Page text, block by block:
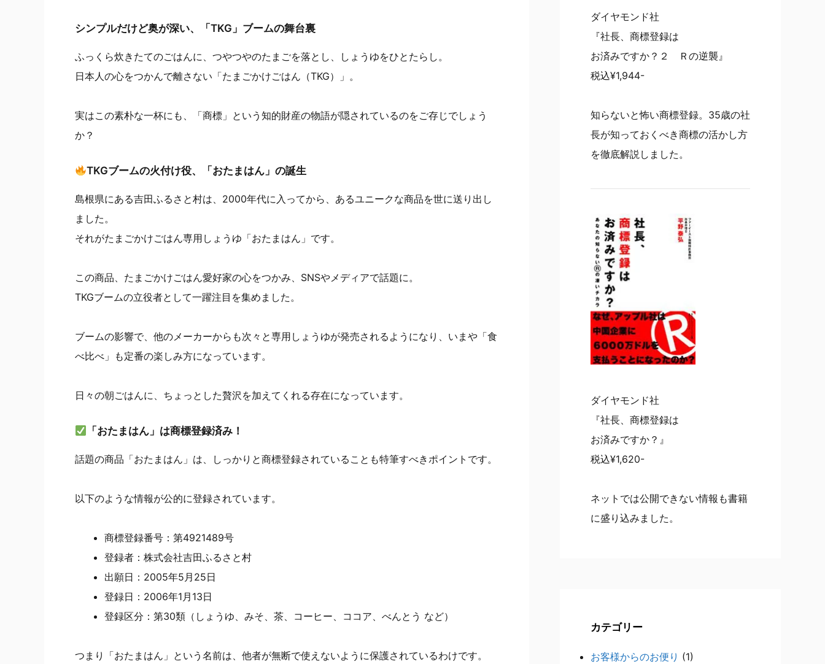
シンプルだけど奥が深い、「TKG」ブームの舞台裏
ふっくら炊きたてのごはんに、つやつやのたまごを落とし、しょうゆをひとたらし。
日本人の心をつかんで離さない「たまごかけごはん（TKG）」。
実はこの素朴な一杯にも、「商標」という知的財産の物語が隠されているのをご存じでしょう
か？
TKGブームの火付け役、「おたまはん」の誕生
島根県にある吉田ふるさと村は、2000年代に入ってから、あるユニークな商品を世に送り出し
ました。
それがたまごかけごはん専用しょうゆ「おたまはん」です。
この商品、たまごかけごはん愛好家の心をつかみ、SNSやメディアで話題に。
TKGブームの立役者として一躍注目を集めました。
ブームの影響で、他のメーカーからも次々と専用しょうゆが発売されるようになり、いまや「食
べ比べ」も定番の楽しみ方になっています。
日々の朝ごはんに、ちょっとした贅沢を加えてくれる存在になっています。
「おたまはん」は商標登録済み！
話題の商品「おたまはん」は、しっかりと商標登録されていることも特筆すべきポイントです。
以下のような情報が公的に登録されています。
商標登録番号：第4921489号
登録者：株式会社吉田ふるさと村
出願日：2005年5月25日
登録日：2006年1月13日
登録区分：第30類（しょうゆ、みそ、茶、コーヒー、ココア、べんとう など）
つまり「おたまはん」という名前は、他者が無断で使えないように保護されているわけです。
ダイヤモンド社
『社長、商標登録は
お済みですか？２ Ｒの逆襲』
税込¥1,944-
知らないと怖い商標登録。35歳の社
長が知っておくべき商標の活かし方
を徹底解説しました。
ダイヤモンド社
『社長、商標登録は
お済みですか？』
税込¥1,620-
ネットでは公開できない情報も書籍
に盛り込みました。
カテゴリー
お客様からのお便り (1)